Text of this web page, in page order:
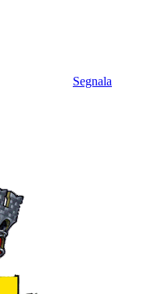
Segnala